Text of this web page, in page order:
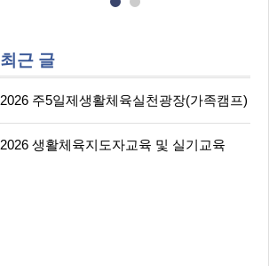
최근 글
2026 주5일제생활체육실천광장(가족캠프)
2026 생활체육지도자교육 및 실기교육